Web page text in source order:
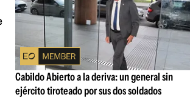
Cabildo Abierto a la deriva: un general sin
ejército tiroteado por sus dos soldados